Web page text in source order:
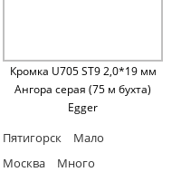
Кромка U705 ST9 2,0*19 мм
Ангора серая (75 м бухта)
Egger
Пятигорск
Мало
Москва
Много